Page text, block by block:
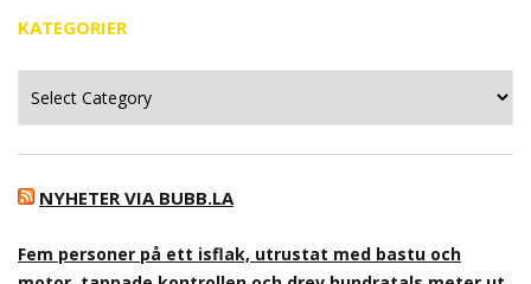
KATEGORIER
NYHETER VIA BUBB.LA
Fem personer på ett isflak, utrustat med bastu och